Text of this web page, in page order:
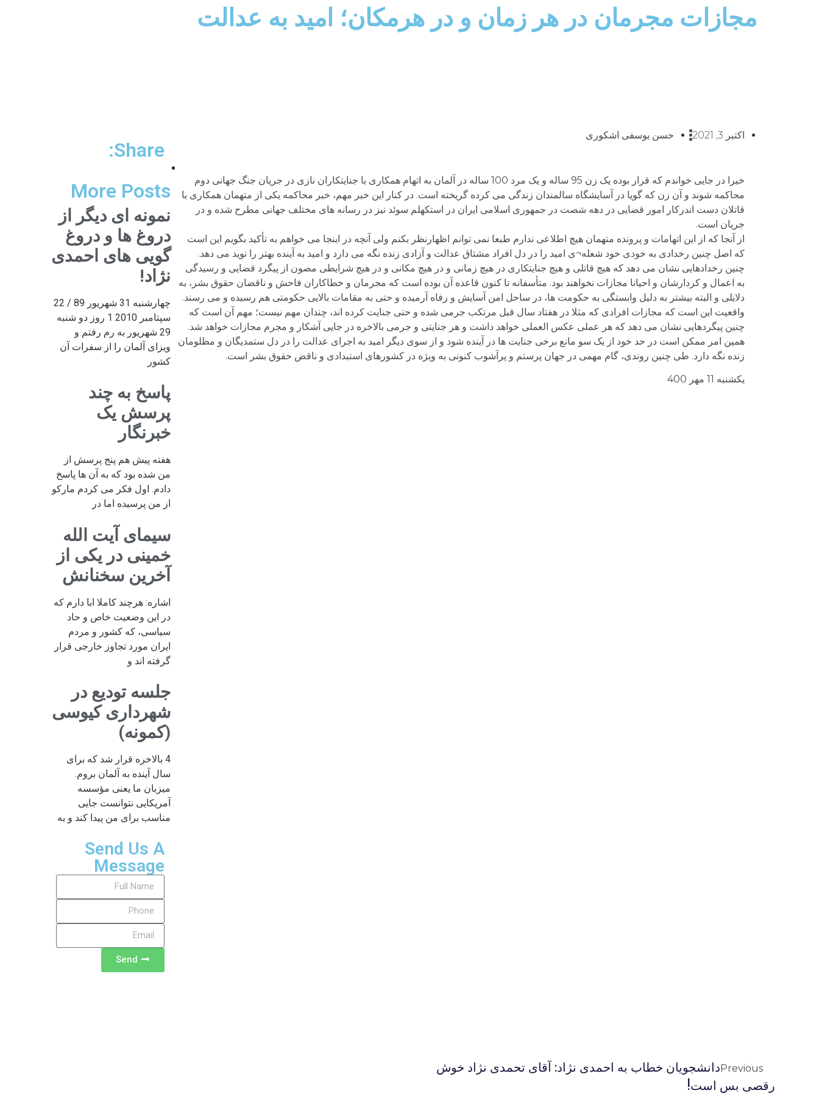
مجازات مجرمان در هر زمان و در هرمکان؛ امید به عدالت
اکتبر 3, 2021 حسن یوسفی اشکوری
خیرا در جایی خواندم که قرار بوده یک زن 95 ساله و یک مرد 100 ساله در آلمان به اتهام همکاری با جنایتکاران نازی در جریان جنگ جهانی دوم
محاکمه شوند و آن زن که گویا در آسایشگاه سالمندان زندگی می کرده گریخته است. در کنار این خبر مهم، خبر محاکمه یکی از متهمان همکاری با
قاتلان دست اندرکار امور قضایی در دهه شصت در جمهوری اسلامی ایران در استکهلم سوئد نیز در رسانه های مختلف جهانی مطرح شده و در
جریان است.
از آنجا که از این اتهامات و پرونده متهمان هیچ اطلاعی ندارم طبعا نمی توانم اظهارنظر بکنم ولی آنچه در اینجا می خواهم به تأکید بگویم این است
که اصل چنین رخدادی به خودی خود شعله¬ی امید را در دل افراد مشتاق عدالت و آزادی زنده نگه می دارد و امید به آینده بهتر را نوید می دهد.
چنین رخدادهایی نشان می دهد که هیچ قاتلی و هیچ جنایتکاری در هیچ زمانی و در هیچ مکانی و در هیچ شرایطی مصون از پیگرد قضایی و رسیدگی
به اعمال و کردارشان و احیانا مجازات نخواهند بود. متأسفانه تا کنون قاعده آن بوده است که مجرمان و خطاکاران فاحش و ناقضان حقوق بشر، به
دلایلی و البته بیشتر به دلیل وابستگی به حکومت ها، در ساحل امن آسایش و رفاه آرمیده و حتی به مقامات بالایی حکومتی هم رسیده و می رسند.
واقعیت این است که مجازات افرادی که مثلا در هفتاد سال قبل مرتکب جرمی شده و حتی جنایت کرده اند، چندان مهم نیست؛ مهم آن است که
چنین پیگردهایی نشان می دهد که هر عملی عکس العملی خواهد داشت و هر جنایتی و جرمی بالاخره در جایی آشکار و مجرم مجازات خواهد شد.
همین امر ممکن است در حد خود از یک سو مانع برخی جنایت ها در آینده شود و از سوی دیگر امید به اجرای عدالت را در دل ستمدیگان و مظلومان
زنده نگه دارد. طی چنین روندی، گام مهمی در جهان پرستم و پرآشوب کنونی به ویژه در کشورهای استبدادی و ناقض حقوق بشر است.
یکشنبه 11 مهر 400
Share:
More Posts
نمونه ای دیگر از
دروغ ها و دروغ
گویی های احمدی
نژاد!
چهارشنبه 31 شهریور 89 / 22
سپتامبر 2010 1 روز دو شنبه
29 شهریور به رم رفتم و
ویزای آلمان را از سفرات آن
کشور
پاسخ به چند
پرسش یک
خبرنگار
هفته پیش هم پنج پرسش از
من شده بود که به آن ها پاسخ
دادم. اول فکر می کردم مارکو
از من پرسیده اما در
سیمای آیت الله
خمینی در یکی از
آخرین سخنانش
اشاره: هرچند کاملا ابا دارم که
در این وضعیت خاص و حاد
سیاسی، که کشور و مردم
ایران مورد تجاوز خارجی قرار
گرفته اند و
جلسه تودیع در
شهرداری کیوسی
(کمونه)
4 بالاخره قرار شد که برای
سال آینده به آلمان بروم.
میزبان ما یعنی مؤسسه
آمریکایی نتوانست جایی
مناسب برای من پیدا کند و به
Send Us A
Message
Send
Previousدانشجویان خطاب به احمدی نژاد: آقای تحمدی نژاد خوش
رقصی بس است!